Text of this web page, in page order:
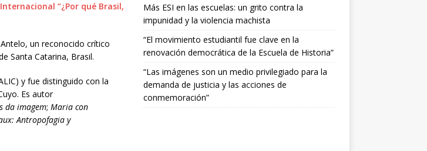
“¿Por qué Brasil,
un reconocido crítico
Santa Catarina, Brasil.
y fue distinguido con la
Es autor
da imagem; Maria con
Antropofagia y
Más ESI en las escuelas: un grito contra la
impunidad y la violencia machista
“El movimiento estudiantil fue clave en la
renovación democrática de la Escuela de Historia”
“Las imágenes son un medio privilegiado para la
demanda de justicia y las acciones de
conmemoración”